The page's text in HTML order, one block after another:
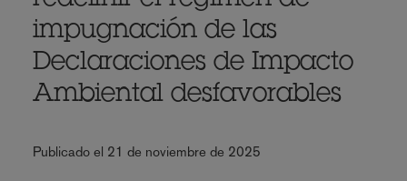
impugnación de las
Declaraciones de Impacto
Ambiental desfavorables
Publicado el 21 de noviembre de 2025